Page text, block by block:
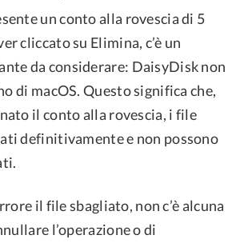
un conto alla rovescia di 5
cliccato su Elimina, c’è un
da considerare: DaisyDisk non
di macOS. Questo significa che,
il conto alla rovescia, i file
definitivamente e non possono
il file sbagliato, non c’è alcuna
l’operazione o di